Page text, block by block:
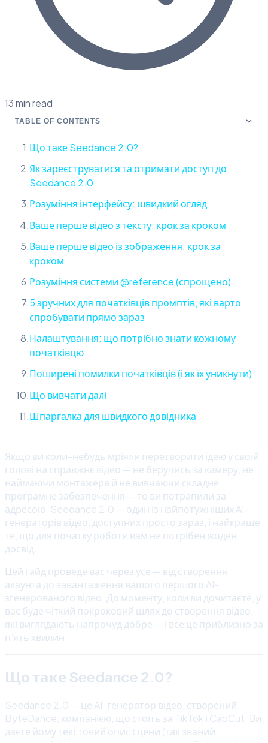
13 min read
TABLE OF CONTENTS
Що таке Seedance 2.0?
Як зареєструватися та отримати доступ до
Seedance 2.0
Розуміння інтерфейсу: швидкий огляд
Ваше перше відео з тексту: крок за кроком
Ваше перше відео із зображення: крок за
кроком
Розуміння системи @reference (спрощено)
5 зручних для початківців промптів, які варто
спробувати прямо зараз
Налаштування: що потрібно знати кожному
початківцю
Поширені помилки початківців (і як їх уникнути)
Що вивчати далі
Шпаргалка для швидкого довідника
Якщо ви коли-небудь мріяли перетворити ідею у своїй
голові на справжнє відео — не беручись за камеру, не
наймаючи монтажера й не вивчаючи складне
програмне забезпечення — то ви потрапили за
адресою. Seedance 2.0 — один із найпотужніших AI-
генераторів відео, доступних просто зараз, і найкраще
те, що для початку роботи вам не потрібен жоден
досвід.
Цей гайд проведе вас через усе — від створення
акаунта до завантаження вашого першого AI-
згенерованого відео. До моменту, коли ви дочитаєте, у
вас буде чіткий покроковий шлях до створення відео,
які виглядають напрочуд добре — і все це приблизно за
п’ять хвилин.
Що таке Seedance 2.0?
Seedance 2.0 — це AI-генератор відео, створений
ByteDance, компанією, що стоїть за TikTok і CapCut. Ви
даєте йому текстовий опис сцени (так званий